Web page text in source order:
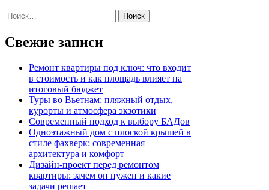
Найти:
Свежие записи
Ремонт квартиры под ключ: что входит
в стоимость и как площадь влияет на
итоговый бюджет
Туры во Вьетнам: пляжный отдых,
курорты и атмосфера экзотики
Современный подход к выбору БАДов
Одноэтажный дом с плоской крышей в
стиле фахверк: современная
архитектура и комфорт
Дизайн-проект перед ремонтом
квартиры: зачем он нужен и какие
задачи решает